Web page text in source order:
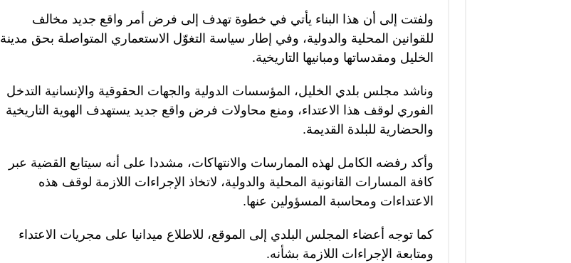
ولفتت إلى أن هذا البناء يأتي في خطوة تهدف إلى فرض أمر واقع جديد مخالف
للقوانين المحلية والدولية، وفي إطار سياسة التغوّل الاستعماري المتواصلة بحق مدينة
الخليل ومقدساتها ومبانيها التاريخية.
وناشد مجلس بلدي الخليل، المؤسسات الدولية والجهات الحقوقية والإنسانية التدخل
الفوري لوقف هذا الاعتداء، ومنع محاولات فرض واقع جديد يستهدف الهوية التاريخية
والحضارية للبلدة القديمة.
وأكد رفضه الكامل لهذه الممارسات والانتهاكات، مشددا على أنه سيتابع القضية عبر
كافة المسارات القانونية المحلية والدولية، لاتخاذ الإجراءات اللازمة لوقف هذه
الاعتداءات ومحاسبة المسؤولين عنها.
كما توجه أعضاء المجلس البلدي إلى الموقع، للاطلاع ميدانيا على مجريات الاعتداء
ومتابعة الإجراءات اللازمة بشأنه.